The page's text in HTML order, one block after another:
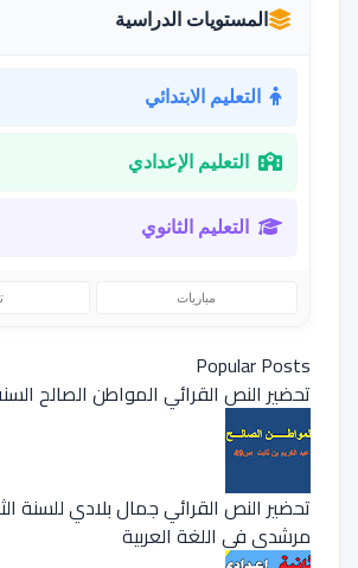
المستويات الدراسية
التعليم الابتدائي
التعليم الإعدادي
التعليم الثانوي
مباريات
Popular Posts
تحضير النص القرائي المواطن الصالح
تحضير النص القرائي جمال بلادي للسنة
مرشدي في اللغة العربية